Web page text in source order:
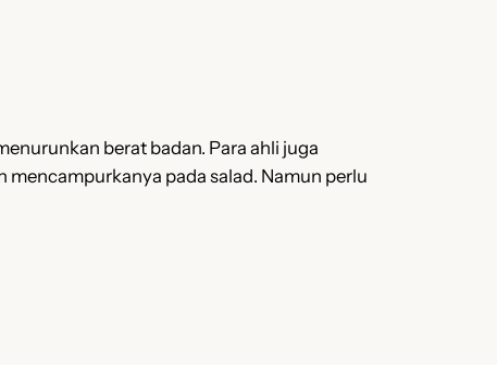
berat badan. Para ahli juga
pada salad. Namun perlu